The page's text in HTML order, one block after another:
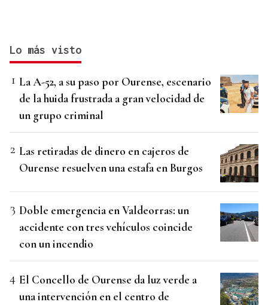
Lo más visto
La A-52, a su paso por Ourense, escenario
de la huida frustrada a gran velocidad de
un grupo criminal
Las retiradas de dinero en cajeros de
Ourense resuelven una estafa en Burgos
Doble emergencia en Valdeorras: un
accidente con tres vehículos coincide
con un incendio
El Concello de Ourense da luz verde a
una intervención en el centro de